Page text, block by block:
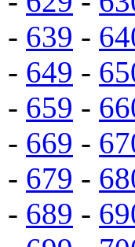
- 639 -
- 649 -
- 659 -
- 669 -
- 679 -
- 689 -